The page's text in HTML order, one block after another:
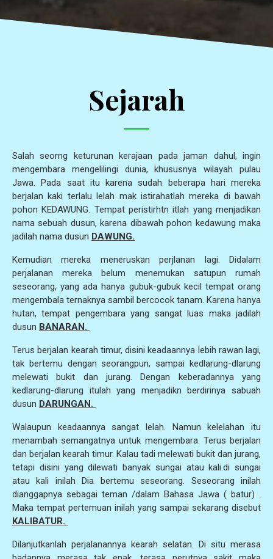
Sejarah
Salah seorng keturunan kerajaan pada jaman dahul, ingin
mengembara mengelilingi dunia, khususnya wilayah pulau
Jawa. Pada saat itu karena sudah beberapa hari mereka
berjalan kaki terlalu lelah mak istirahatlah mereka di bawah
pohon KEDAWUNG. Tempat peristirhtn itlah yang menjadikan
nama sebuah dusun, karena dibawah pohon kedawung maka
jadilah nama dusun DAWUNG.
Kemudian mereka meneruskan perjlanan lagi. Didalam
perjalanan mereka belum menemukan satupun rumah
seseorang, yang ada hanya gubuk-gubuk kecil tempat orang
mengembala ternaknya sambil bercocok tanam. Karena hanya
hutan, tempat pengembara yang sangat luas maka jadilah
dusun BANARAN.
Terus berjalan kearah timur, disini keadaannya lebih rawan lagi,
tak bertemu dengan seorangpun, sampai kedlarung-dlarung
melewati bukit dan jurang. Dengan keberadannya yang
kedlarung-dlarung itulah yang menjadikn berdirinya sabuah
dusun DARUNGAN.
Walaupun keadaannya sangat lelah. Namun kelelahan itu
menambah semangatnya untuk mengembara. Terus berjalan
dan berjalan kearah timur. Kalau tadi melewati bukit dan jurang,
tetapi disini yang dilewati banyak sungai atau kali.di sungai
atau kali inilah Dia bertemu seseorang. Seseorang inilah
dianggapnya sebagai teman /dalam Bahasa Jawa ( batur) .
Maka tempat pertemuan inilah yang sampai sekarang disebut
KALIBATUR.
Dilanjutkanlah perjalanannya kearah selatan. Di situ merasa